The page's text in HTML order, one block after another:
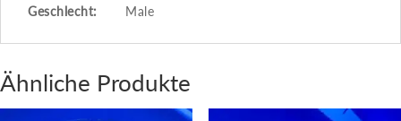
Geschlecht: Male
Ähnliche Produkte